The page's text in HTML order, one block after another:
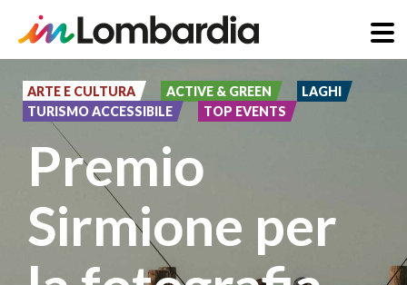
contenuto
principale
ARTE E CULTURA ACTIVE & GREEN
LAGHI
TURISMO ACCESSIBILE
TOP EVENTS
Premio
Sirmione per